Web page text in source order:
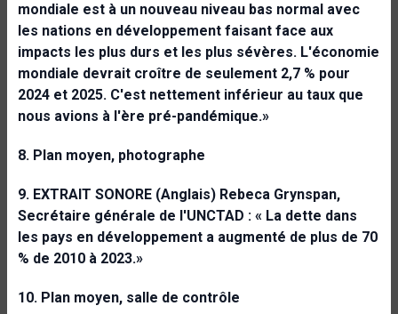
mondiale est à un nouveau niveau bas normal avec
les nations en développement faisant face aux
impacts les plus durs et les plus sévères. L'économie
mondiale devrait croître de seulement 2,7 % pour
2024 et 2025. C'est nettement inférieur au taux que
nous avions à l'ère pré-pandémique.»
8. Plan moyen, photographe
9. EXTRAIT SONORE (Anglais) Rebeca Grynspan,
Secrétaire générale de l'UNCTAD : « La dette dans
les pays en développement a augmenté de plus de 70
% de 2010 à 2023.»
10. Plan moyen, salle de contrôle